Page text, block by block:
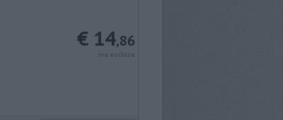
€ 14,86
iva esclusa